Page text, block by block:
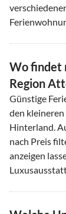
Wo findet
Region
Günstige
den
Hinterland.
nach Preis
anzeigen